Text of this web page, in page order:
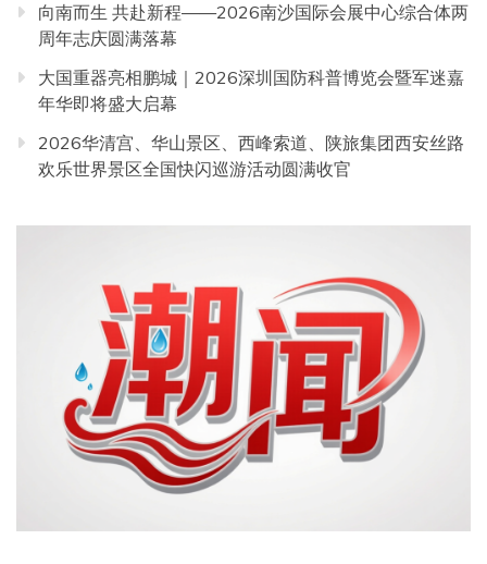
向南而生 共赴新程——2026南沙国际会展中心综合体两
周年志庆圆满落幕
大国重器亮相鹏城｜2026深圳国防科普博览会暨军迷嘉
年华即将盛大启幕
2026华清宫、华山景区、西峰索道、陕旅集团西安丝路
欢乐世界景区全国快闪巡游活动圆满收官